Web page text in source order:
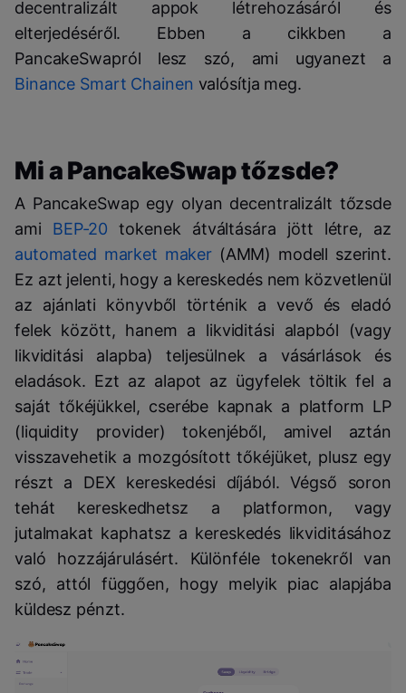
decentralizált appok létrehozásáról és
elterjedéséről. Ebben a cikkben a
PancakeSwapról lesz szó, ami ugyanezt a
Binance Smart Chainen valósítja meg.
Mi a PancakeSwap tőzsde?
A PancakeSwap egy olyan decentralizált tőzsde
ami BEP-20 tokenek átváltására jött létre, az
automated market maker (AMM) modell szerint.
Ez azt jelenti, hogy a kereskedés nem közvetlenül
az ajánlati könyvből történik a vevő és eladó
felek között, hanem a likviditási alapból (vagy
likviditási alapba) teljesülnek a vásárlások és
eladások. Ezt az alapot az ügyfelek töltik fel a
saját tőkéjükkel, cserébe kapnak a platform LP
(liquidity provider) tokenjéből, amivel aztán
visszavehetik a mozgósított tőkéjüket, plusz egy
részt a DEX kereskedési díjából. Végső soron
tehát kereskedhetsz a platformon, vagy
jutalmakat kaphatsz a kereskedés likviditásához
való hozzájárulásért. Különféle tokenekről van
szó, attól függően, hogy melyik piac alapjába
küldesz pénzt.